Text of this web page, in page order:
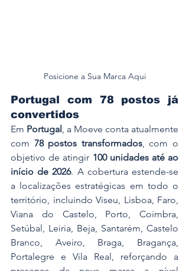
Posicione a Sua Marca Aqui
Portugal com 78 postos já
convertidos
Em Portugal, a Moeve conta atualmente
com 78 postos transformados, com o
objetivo de atingir 100 unidades até ao
início de 2026. A cobertura estende-se
a localizações estratégicas em todo o
território, incluindo Viseu, Lisboa, Faro,
Viana do Castelo, Porto, Coimbra,
Setúbal, Leiria, Beja, Santarém, Castelo
Branco, Aveiro, Braga, Bragança,
Portalegre e Vila Real, reforçando a